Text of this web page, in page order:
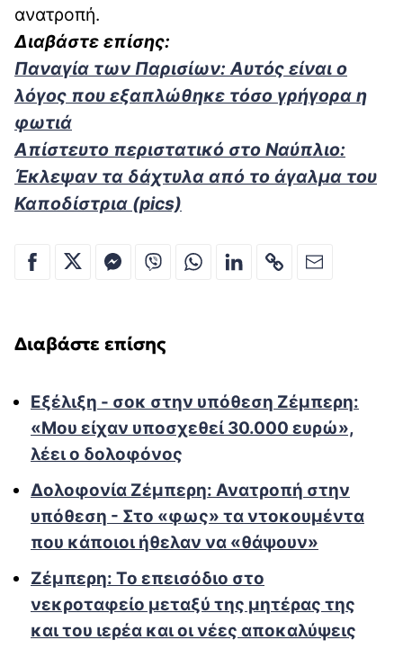
ανατροπή.
Διαβάστε επίσης:
Παναγία των Παρισίων: Αυτός είναι ο
λόγος που εξαπλώθηκε τόσο γρήγορα η
φωτιά
Απίστευτο περιστατικό στο Ναύπλιο:
Έκλεψαν τα δάχτυλα από το άγαλμα του
Καποδίστρια (pics)
Διαβάστε επίσης
Εξέλιξη - σοκ στην υπόθεση Ζέμπερη:
«Μου είχαν υποσχεθεί 30.000 ευρώ»,
λέει ο δολοφόνος
Δολοφονία Ζέμπερη: Ανατροπή στην
υπόθεση - Στο «φως» τα ντοκουμέντα
που κάποιοι ήθελαν να «θάψουν»
Ζέμπερη: Το επεισόδιο στο
νεκροταφείο μεταξύ της μητέρας της
και του ιερέα και οι νέες αποκαλύψεις